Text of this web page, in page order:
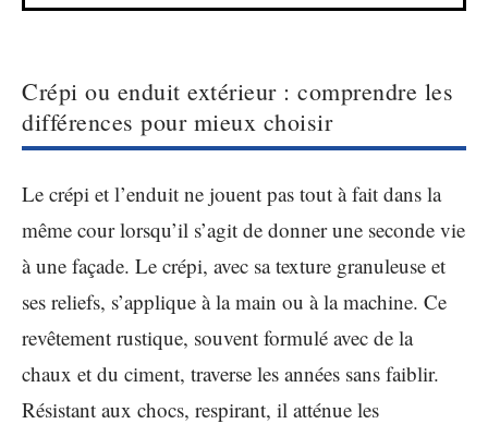
Crépi ou enduit extérieur : comprendre les
différences pour mieux choisir
Le crépi et l’enduit ne jouent pas tout à fait dans la
même cour lorsqu’il s’agit de donner une seconde vie
à une façade. Le crépi, avec sa texture granuleuse et
ses reliefs, s’applique à la main ou à la machine. Ce
revêtement rustique, souvent formulé avec de la
chaux et du ciment, traverse les années sans faiblir.
Résistant aux chocs, respirant, il atténue les